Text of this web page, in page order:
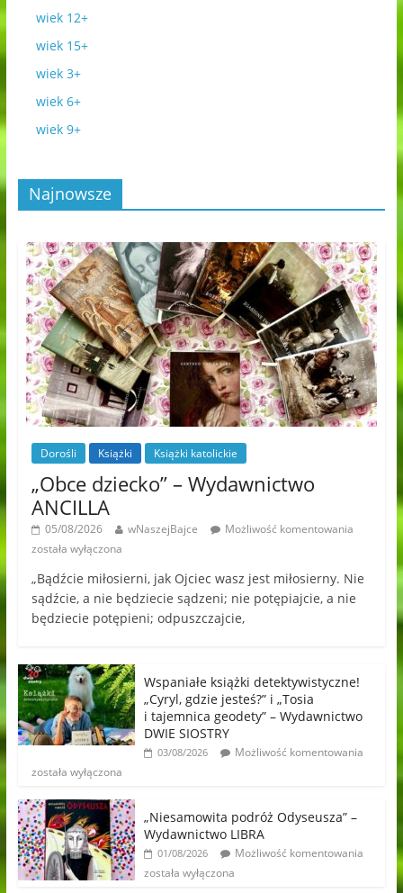
wiek 12+
wiek 15+
wiek 3+
wiek 6+
wiek 9+
Najnowsze
Dorośli Książki Książki katolickie
„Obce dziecko” – Wydawnictwo
ANCILLA
05/08/2026 wNaszejBajce
Możliwość komentowania
została wyłączona
„Bądźcie miłosierni, jak Ojciec wasz jest miłosierny. Nie
sądźcie, a nie będziecie sądzeni; nie potępiajcie, a nie
będziecie potępieni; odpuszczajcie,
Wspaniałe książki detektywistyczne!
„Cyryl, gdzie jesteś?” i „Tosia
i tajemnica geodety” – Wydawnictwo
DWIE SIOSTRY
03/08/2026
Możliwość komentowania
została wyłączona
„Niesamowita podróż Odyseusza” –
Wydawnictwo LIBRA
01/08/2026
Możliwość komentowania
została wyłączona